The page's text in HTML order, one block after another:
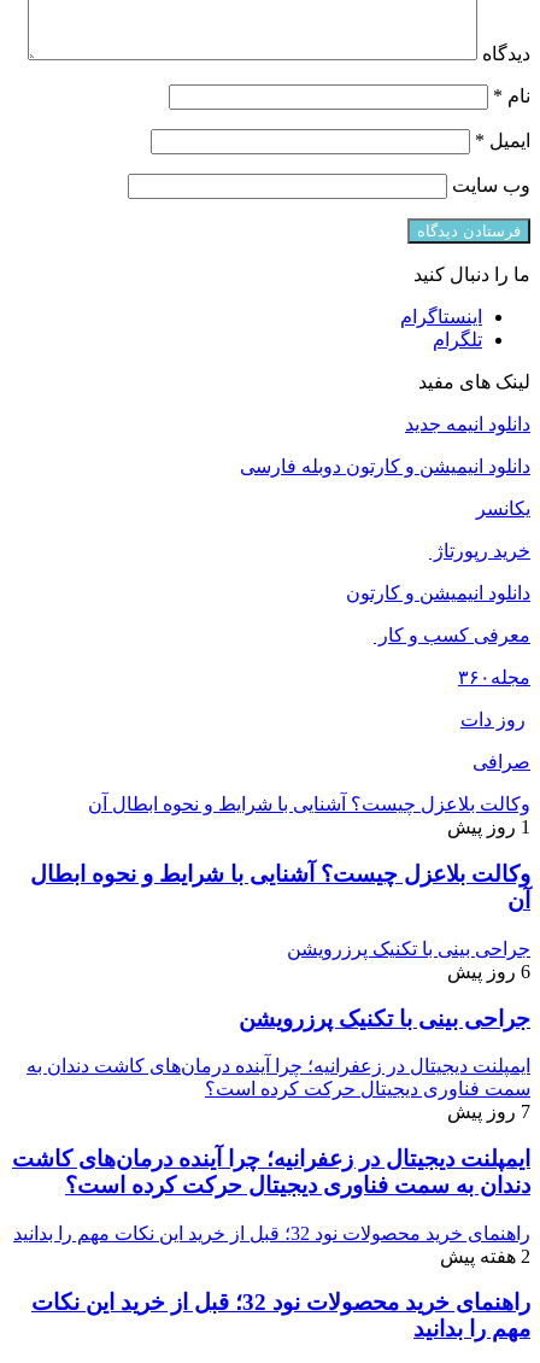
دیدگاه
نام *
ایمیل *
وب‌ سایت
ما را دنبال کنید
اینستاگرام
تلگرام
لینک های مفید
دانلود انیمه جدید
دانلود انیمیشن و کارتون دوبله فارسی
یکانسر
خرید رپورتاژ
دانلود انیمیشن و کارتون
معرفی کسب و کار
مجله ۳۶۰
روز دات
صرافی
وکالت بلاعزل چیست؟ آشنایی با شرایط و نحوه ابطال آن
1 روز پیش
وکالت بلاعزل چیست؟ آشنایی با شرایط و نحوه ابطال
آن
جراحی بینی با تکنیک پرزرویشن
6 روز پیش
جراحی بینی با تکنیک پرزرویشن
ایمپلنت دیجیتال در زعفرانیه؛ چرا آینده درمان‌های کاشت دندان به
سمت فناوری دیجیتال حرکت کرده است؟
7 روز پیش
ایمپلنت دیجیتال در زعفرانیه؛ چرا آینده درمان‌های کاشت
دندان به سمت فناوری دیجیتال حرکت کرده است؟
راهنمای خرید محصولات نود 32؛ قبل از خرید این نکات مهم را بدانید
2 هفته پیش
راهنمای خرید محصولات نود 32؛ قبل از خرید این نکات
مهم را بدانید